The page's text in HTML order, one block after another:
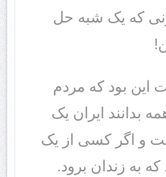
که یک شبه حل
این بود که مردم
بدانند ایران یک
و اگر کسی از یک
به زندان برود.